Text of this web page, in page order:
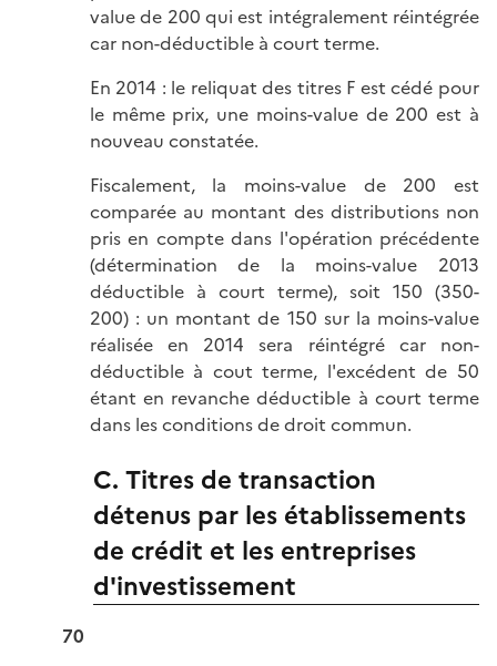
value de 200 qui est intégralement réintégrée
car non-déductible à court terme.
En 2014 : le reliquat des titres F est cédé pour
le même prix, une moins-value de 200 est à
nouveau constatée.
Fiscalement, la moins-value de 200 est
comparée au montant des distributions non
pris en compte dans l'opération précédente
(détermination de la moins-value 2013
déductible à court terme), soit 150 (350-
200) : un montant de 150 sur la moins-value
réalisée en 2014 sera réintégré car non-
déductible à cout terme, l'excédent de 50
étant en revanche déductible à court terme
dans les conditions de droit commun.
C. Titres de transaction
détenus par les établissements
de crédit et les entreprises
d'investissement
70